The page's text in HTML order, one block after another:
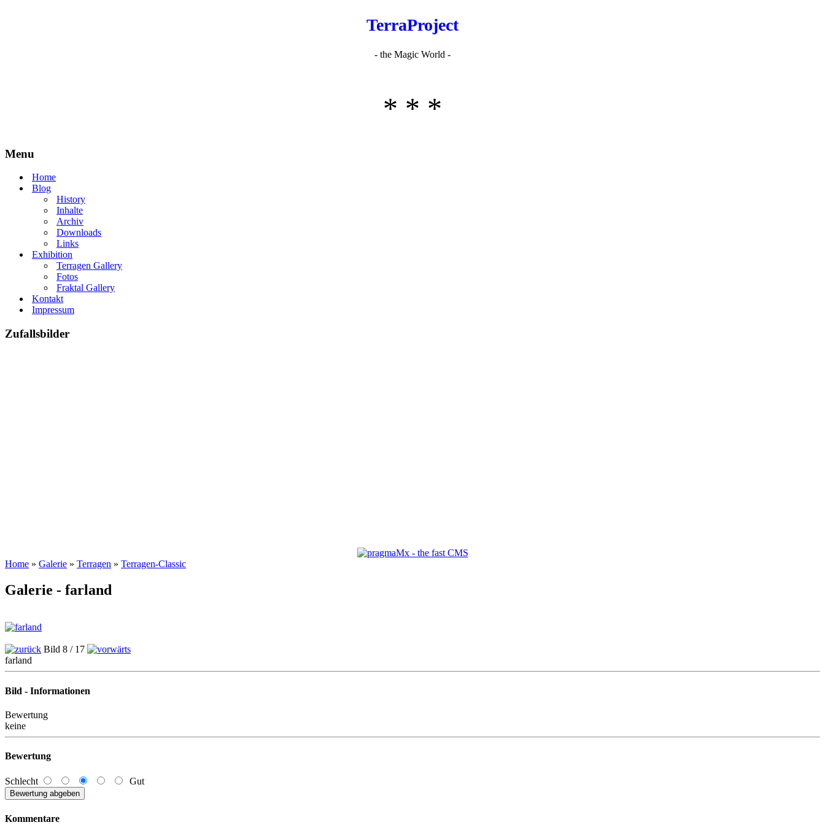
TerraProject
- the Magic World -
* * *
Menu
Home
Blog
History
Inhalte
Archiv
Downloads
Links
Exhibition
Terragen Gallery
Fotos
Fraktal Gallery
Kontakt
Impressum
Zufallsbilder
Home » Galerie » Terragen » Terragen-Classic
Galerie - farland
Bild 8 / 17
farland
Bild - Informationen
Bewertung
keine
Bewertung
Schlecht Gut
Kommentare